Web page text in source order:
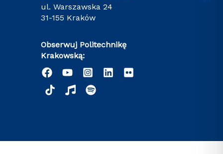
ul. Warszawska 24
31-155 Kraków
Obserwuj Politechnikę
Krakowską: